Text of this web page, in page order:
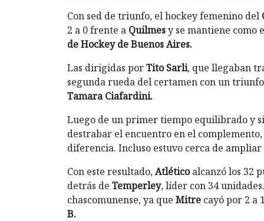
Con sed de triunfo, el hockey femenino del
2 a 0 frente a Quilmesy se mantiene como
de Hockey deBuenos Aires.
Las dirigidas porTito Sarli, que llegaban
segunda rueda del certamen con un
Tamara Ciafardini.
Luego de un primer tiempo equilibrado y
destrabar el encuentro en el
diferencia. Incluso estuvo cerca de
Con este resultado,Atléticoalcanzó los 32
detrás de Temperley, líder con 34
chascomunense, ya que Mitre cayó por 2 a
B.